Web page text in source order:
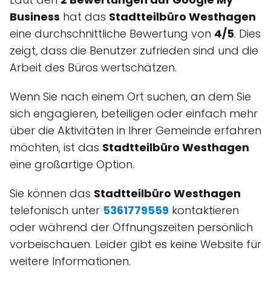
Business hat das Stadtteilbüro Westhagen
eine durchschnittliche Bewertung von 4/5. Dies
zeigt, dass die Benutzer zufrieden sind und die
Arbeit des Büros wertschätzen.
Wenn Sie nach einem Ort suchen, an dem Sie
sich engagieren, beteiligen oder einfach mehr
über die Aktivitäten in Ihrer Gemeinde erfahren
möchten, ist das Stadtteilbüro Westhagen
eine großartige Option.
Sie können das Stadtteilbüro Westhagen
telefonisch unter 5361779559 kontaktieren
oder während der Öffnungszeiten persönlich
vorbeischauen. Leider gibt es keine Website für
weitere Informationen.